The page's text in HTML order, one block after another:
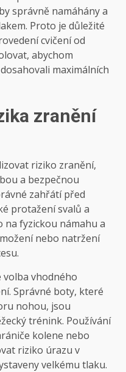
správně namáhány a
Proto je důležité
cvičení od
abychom
maximálních
zranění
riziko zranění,
a bezpečnou
zahřátí před
protažení svalů a
fyzickou námahu a
nebo natržení
vhodného
Správné boty, které
nohou, jsou
trénink. Používání
kolene nebo
riziko úrazu v
velkému tlaku.